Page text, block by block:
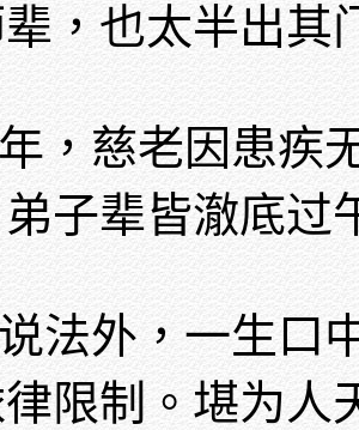
，也太半出其
，慈老因患疾
子辈皆澈底过
法外，一生口
限制。堪为人